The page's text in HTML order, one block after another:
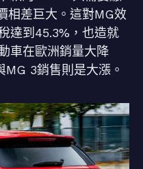
相差巨大。這對MG效
達到45.3%，也造就
車在歐洲銷量大降
3銷售則是大漲。